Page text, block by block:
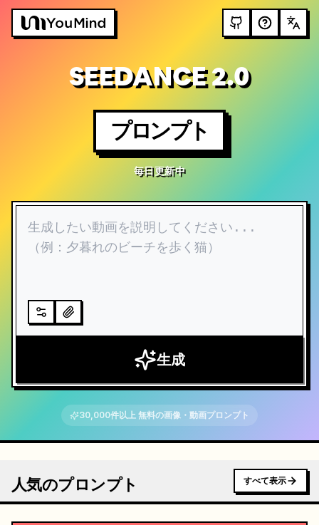
SEEDANCE 2.0
プロンプト
毎日更新中
生成
30,000件以上 無料の画像・動画プロンプト
人気のプロンプト すべて表示